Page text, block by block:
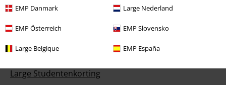
EMP Danmark Large Nederland
EMP Österreich EMP Slovensko
Large Belgique EMP España
Overige acties
Prijsvragen
Large Cadeaubonnen
Large Studentenkorting